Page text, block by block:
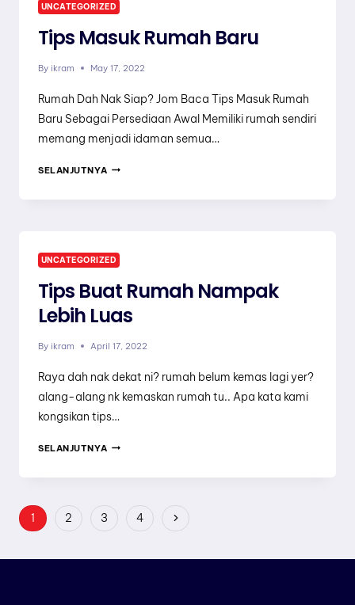
REKABENTUK,
CARA
MENGIKUT
SAIZ
TANAH
&
KOS
UNCATEGORIZED
Tips Masuk Rumah Baru
By ikram May 17, 2022
Rumah Dah Nak Siap? Jom Baca Tips Masuk Rumah
Baru Sebagai Persediaan Awal Memiliki rumah sendiri
memang menjadi idaman semua…
SELANJUTNYATIPS
UNCATEGORIZED
Tips Buat Rumah Nampak
Lebih Luas
By ikram April 17, 2022
Raya dah nak dekat ni? rumah belum kemas lagi yer?
alang-alang nk kemaskan rumah tu.. Apa kata kami
kongsikan tips…
SELANJUTNYATIPS
NAMPAK
LEBIH
Page
Navigation
1 2 3 4
Next